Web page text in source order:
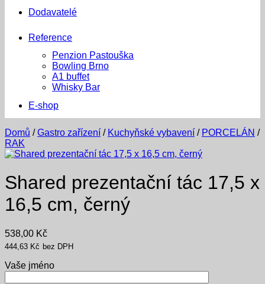
Dodavatelé
Reference
Penzion Pastouška
Bowling Brno
A1 buffet
Whisky Bar
E-shop
Domů / Gastro zařízení / Kuchyňské vybavení / PORCELÁN /
RAK
Shared prezentační tác 17,5 x
16,5 cm, černý
538,00 Kč
444,63 Kč bez DPH
Vaše jméno